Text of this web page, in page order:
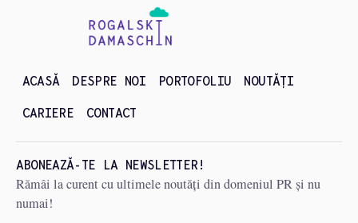
ACASĂ DESPRE NOI PORTOFOLIU
NOUTĂȚI
CARIERE
CONTACT
ABONEAZĂ-TE LA NEWSLETTER!
Rămâi la curent cu ultimele noutăți din domeniul PR și nu
numai!